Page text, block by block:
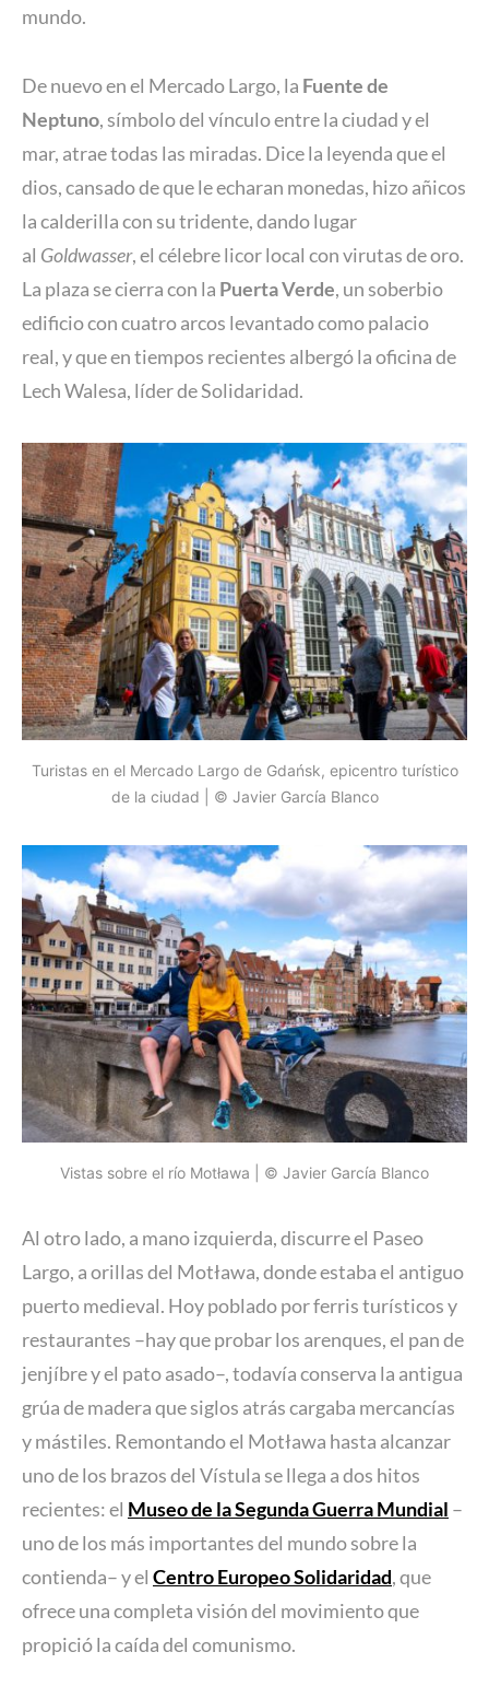
mundo.
De nuevo en el Mercado Largo, la Fuente de
Neptuno, símbolo del vínculo entre la ciudad y el
mar, atrae todas las miradas. Dice la leyenda que el
dios, cansado de que le echaran monedas, hizo añicos
la calderilla con su tridente, dando lugar
al Goldwasser, el célebre licor local con virutas de oro.
La plaza se cierra con la Puerta Verde, un soberbio
edificio con cuatro arcos levantado como palacio
real, y que en tiempos recientes albergó la oficina de
Lech Walesa, líder de Solidaridad.
Turistas en el Mercado Largo de Gdańsk, epicentro turístico
de la ciudad | © Javier García Blanco
Vistas sobre el río Motława | © Javier García Blanco
Al otro lado, a mano izquierda, discurre el Paseo
Largo, a orillas del Motława, donde estaba el antiguo
puerto medieval. Hoy poblado por ferris turísticos y
restaurantes –hay que probar los arenques, el pan de
jenjíbre y el pato asado–, todavía conserva la antigua
grúa de madera que siglos atrás cargaba mercancías
y mástiles. Remontando el Motława hasta alcanzar
uno de los brazos del Vístula se llega a dos hitos
recientes: el Museo de la Segunda Guerra Mundial –
uno de los más importantes del mundo sobre la
contienda– y el Centro Europeo Solidaridad, que
ofrece una completa visión del movimiento que
propició la caída del comunismo.